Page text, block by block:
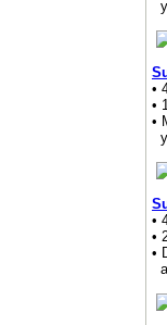
y
•
•
•
y
•
•
•